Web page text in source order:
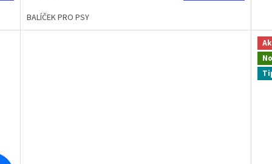
z
5
BALÍČEK PRO PSY